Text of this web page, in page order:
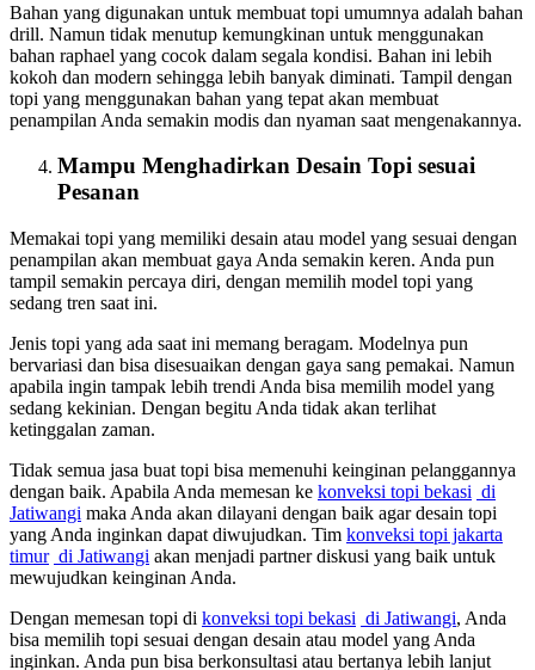
Bahan yang digunakan untuk membuat topi umumnya adalah bahan
drill. Namun tidak menutup kemungkinan untuk menggunakan
bahan raphael yang cocok dalam segala kondisi. Bahan ini lebih
kokoh dan modern sehingga lebih banyak diminati. Tampil dengan
topi yang menggunakan bahan yang tepat akan membuat
penampilan Anda semakin modis dan nyaman saat mengenakannya.
Mampu Menghadirkan Desain Topi sesuai
Pesanan
Memakai topi yang memiliki desain atau model yang sesuai dengan
penampilan akan membuat gaya Anda semakin keren. Anda pun
tampil semakin percaya diri, dengan memilih model topi yang
sedang tren saat ini.
Jenis topi yang ada saat ini memang beragam. Modelnya pun
bervariasi dan bisa disesuaikan dengan gaya sang pemakai. Namun
apabila ingin tampak lebih trendi Anda bisa memilih model yang
sedang kekinian. Dengan begitu Anda tidak akan terlihat
ketinggalan zaman.
Tidak semua jasa buat topi bisa memenuhi keinginan pelanggannya
dengan baik. Apabila Anda memesan ke konveksi topi bekasi di
Jatiwangi maka Anda akan dilayani dengan baik agar desain topi
yang Anda inginkan dapat diwujudkan. Tim konveksi topi jakarta
timur di Jatiwangi akan menjadi partner diskusi yang baik untuk
mewujudkan keinginan Anda.
Dengan memesan topi di konveksi topi bekasi di Jatiwangi, Anda
bisa memilih topi sesuai dengan desain atau model yang Anda
inginkan. Anda pun bisa berkonsultasi atau bertanya lebih lanjut